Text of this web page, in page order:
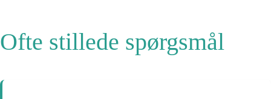
Ofte stillede spørgsmål